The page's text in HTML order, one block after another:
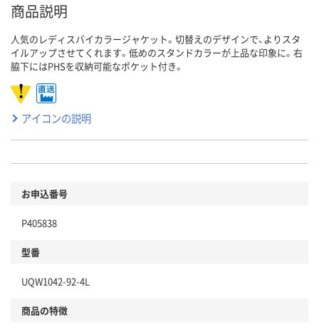
商品説明
人気のレディスバイカラージャケット。切替えのデザインで、よりスタ
イルアップさせてくれます。低めのスタンドカラーが上品な印象に。右
脇下にはPHSを収納可能なポケット付き。
アイコンの説明
お申込番号
P405838
型番
UQW1042-92-4L
商品の特徴